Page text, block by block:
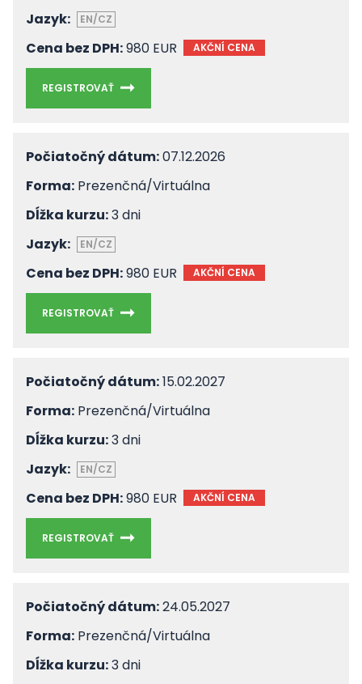
Jazyk:
EN/CZ
Cena bez DPH:980 EUR AKČNÍ CENA
REGISTROVAŤ
Počiatočný dátum:07.12.2026
Forma: Prezenčná/Virtuálna
Dĺžka kurzu:3 dni
Jazyk:
EN/CZ
Cena bez DPH:980 EUR AKČNÍ CENA
REGISTROVAŤ
Počiatočný dátum:15.02.2027
Forma: Prezenčná/Virtuálna
Dĺžka kurzu:3 dni
Jazyk:
EN/CZ
Cena bez DPH:980 EUR AKČNÍ CENA
REGISTROVAŤ
Počiatočný dátum:24.05.2027
Forma: Prezenčná/Virtuálna
Dĺžka kurzu:3 dni